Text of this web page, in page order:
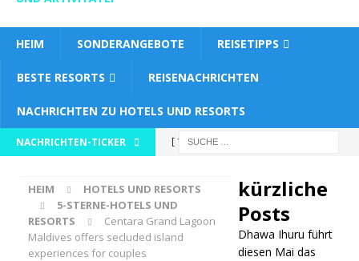
HEIM SONDERANGEBOTE REISETIPPS
BESTE RESORTS REISENACHRICHTEN
NACHRICHTEN ZU HOTELS UND RESORTS
NACHRICHTEN-TICKER
[ 1. Mai
Dhawa
Ihuru führt
HEIM
HOTELS UND RESORTS
5-STERNE-HOTELS UND
RESORTS
Centara Grand Lagoon
Maldives offers secluded island
experiences for couples
kürzliche
Posts
Dhawa Ihuru führt
diesen Mai das